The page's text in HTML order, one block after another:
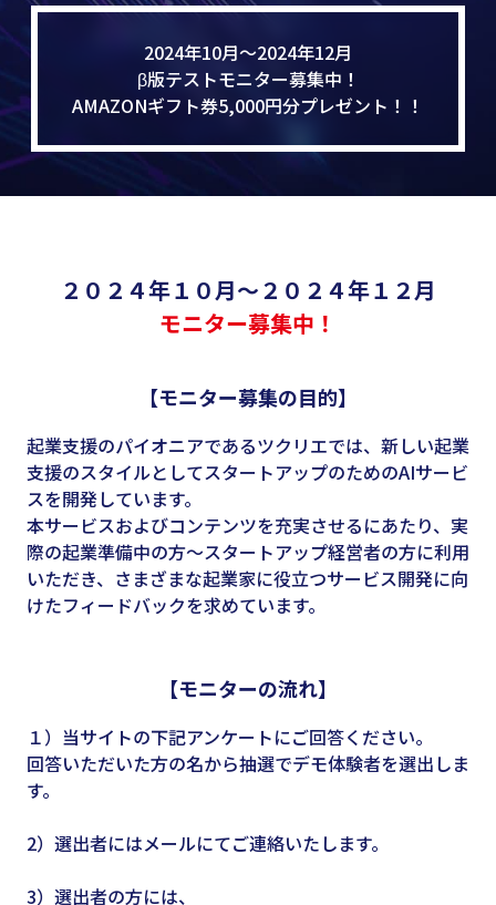
2024年10月～2024年12月
β版テストモニター募集中！
AMAZONギフト券5,000円分プレゼント！！
２０２４年１０月～２０２４年１２月
モニター募集中！
【モニター募集の目的】
起業支援のパイオニアであるツクリエでは、新しい起業
支援のスタイルとしてスタートアップのためのAIサービ
スを開発しています。
本サービスおよびコンテンツを充実させるにあたり、実
際の起業準備中の方～スタートアップ経営者の方に利用
いただき、さまざまな起業家に役立つサービス開発に向
けたフィードバックを求めています。
【モニターの流れ】
１）当サイトの下記アンケートにご回答ください。​
回答いただいた方の名から抽選でデモ体験者を選出しま
す。​
2）選出者にはメールにてご連絡いたします。
3）選出者の方には、